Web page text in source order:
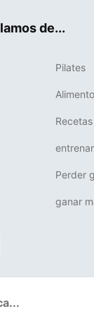
de...
Pilates
Perder
ganar